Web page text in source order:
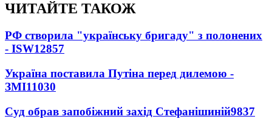
ЧИТАЙТЕ ТАКОЖ
РФ створила "українську бригаду" з полонених
- ISW12857
Україна поставила Путіна перед дилемою -
ЗМІ11030
Суд обрав запобіжний захід Стефанішиній9837